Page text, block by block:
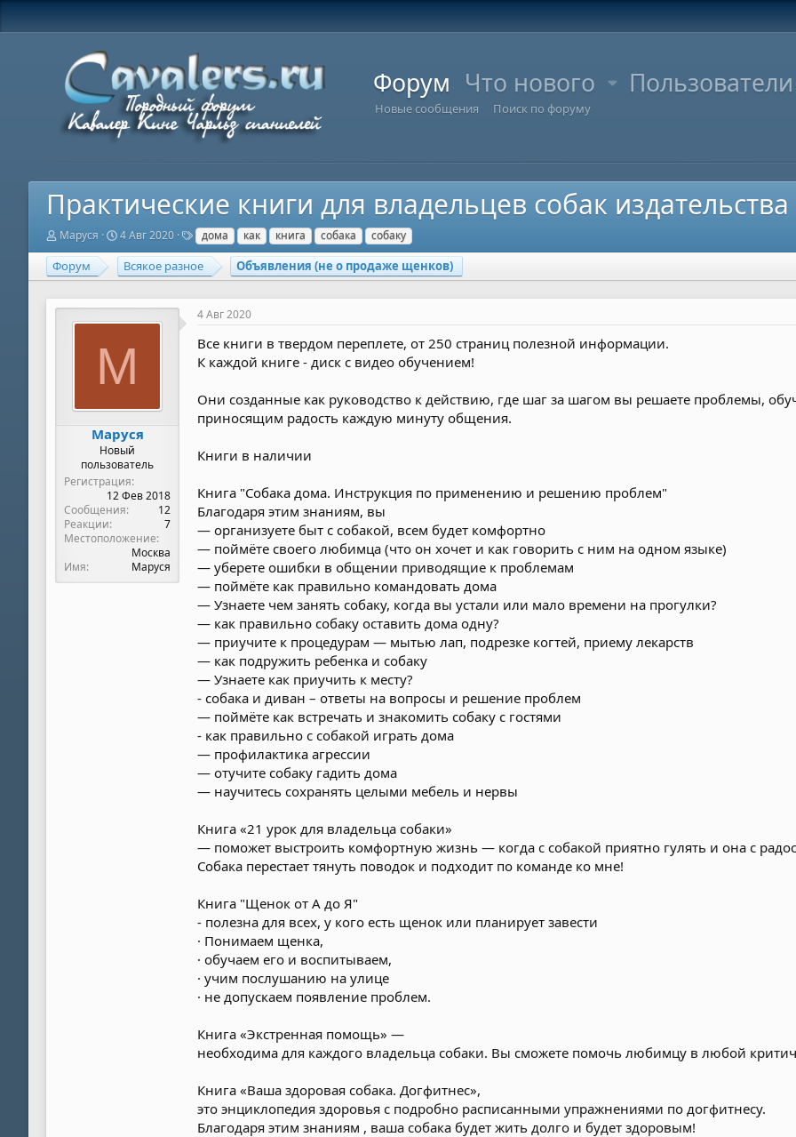
Форум Что нового Пользователи
Новые сообщения Поиск по форуму
Практические книги для владельцев собак
А
т
о
т
Маруся
Д
т
а
а
ч
а
4 Авг 2020
Т
е
г
и
дома как книга собака собаку
Форум Всякое разное Объявления (не о продаже щенков)
М
Маруся
Новый
пользователь
Регистрация
12 Фев 2018
Сообщения
12
Реакции
7
Местоположение
Москва
Имя
Маруся
4 Авг 2020
Все книги в твердом переплете, от 250 страниц полезной информации.
К каждой книге - диск с видео обучением!
Они созданные как руководство к действию, где шаг за шагом вы решаете проблемы,
приносящим радость каждую минуту общения.
Книги в наличии
Книга "Собака дома. Инструкция по применению и решению проблем"
Благодаря этим знаниям, вы
— организуете быт с собакой, всем будет комфортно
— поймёте своего любимца (что он хочет и как говорить с ним на одном языке)
— уберете ошибки в общении приводящие к проблемам
— поймёте как правильно командовать дома
— Узнаете чем занять собаку, когда вы устали или мало времени на прогулки?
— как правильно собаку оставить дома одну?
— приучите к процедурам — мытью лап, подрезке когтей, приему лекарств
— как подружить ребенка и собаку
— Узнаете как приучить к месту?
- собака и диван – ответы на вопросы и решение проблем
— поймёте как встречать и знакомить собаку с гостями
- как правильно с собакой играть дома
— профилактика агрессии
— отучите собаку гадить дома
— научитесь сохранять целыми мебель и нервы
Книга «21 урок для владельца собаки»
— поможет выстроить комфортную жизнь — когда с собакой приятно гулять и она с
Собака перестает тянуть поводок и подходит по команде ко мне!
Книга "Щенок от А до Я"
- полезна для всех, у кого есть щенок или планирует завести
· Понимаем щенка,
· обучаем его и воспитываем,
· учим послушанию на улице
· не допускаем появление проблем.
Книга «Экстренная помощь» —
необходима для каждого владельца собаки. Вы сможете помочь любимцу в любой
Книга «Ваша здоровая собака. Догфитнес»,
это энциклопедия здоровья с подробно расписанными упражнениями по догфитнесу.
Благодаря этим знаниям , ваша собака будет жить долго и будет здоровым!